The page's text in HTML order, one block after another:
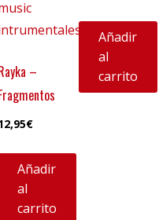
–
€
Añadir
al
carrito
Añadir
al
carrito